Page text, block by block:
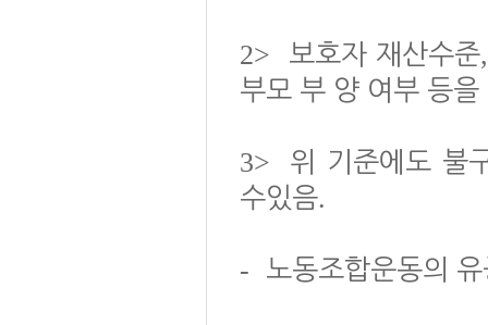
2> 보호자 재산수준
부모 부 양 여부 등
3>
위 기준에도 불
수있음.
- 노동조합운동의